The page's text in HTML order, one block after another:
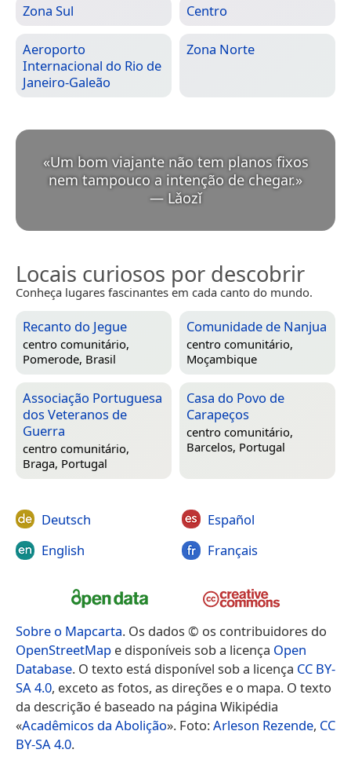
Zona Sul Centro
Aeroporto
Internacional do Rio de
Janeiro-Galeão
Zona Norte
«Um bom viajante não tem planos fixos
nem tampouco a intenção de chegar.
— Lǎozǐ
Locais curiosos por descobrir
Conheça lugares fascinantes em cada canto do mundo.
Recanto do Jegue
centro comunitário,
Pomerode, Brasil
Comunidade de Nanjua
centro comunitário,
Moçambique
Associação Portuguesa
dos Veteranos de
Guerra
centro comunitário,
Braga, Portugal
Casa do Povo de
Carapeços
centro comunitário,
Barcelos, Portugal
Deutsch
English
Español
Français
Sobre o Mapcarta. Os dados © os contribuidores do
OpenStreetMap e disponíveis sob a licença Open
Database. O texto está disponível sob a licença CC BY-
SA 4.0, exceto as fotos, as direções e o mapa. O texto
da descrição é baseado na página Wikipédia
«Acadêmicos da Abolição». Foto:Arleson Rezende, CC
BY-SA 4.0.